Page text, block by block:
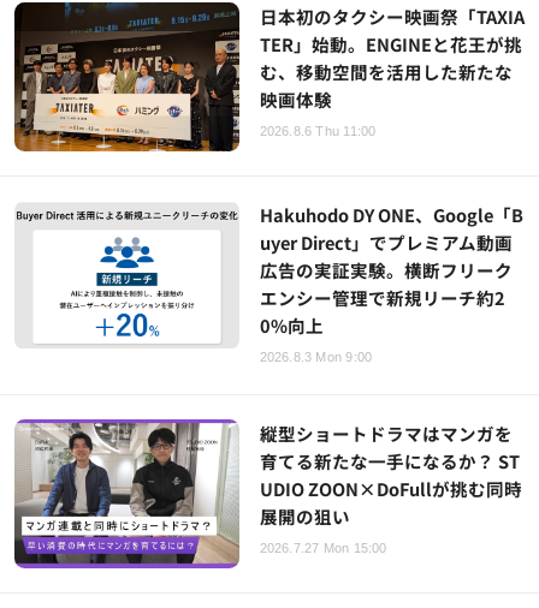
日本初のタクシー映画祭「TAXIA
TER」始動。ENGINEと花王が挑
む、移動空間を活用した新たな
映画体験
2026.8.6 Thu 11:00
Hakuhodo DY ONE、Google「B
uyer Direct」でプレミアム動画
広告の実証実験。横断フリーク
エンシー管理で新規リーチ約2
0%向上
2026.8.3 Mon 9:00
縦型ショートドラマはマンガを
育てる新たな一手になるか？ ST
UDIO ZOON×DoFullが挑む同時
展開の狙い
2026.7.27 Mon 15:00